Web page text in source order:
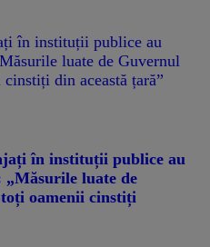
în instituții publice au
luate de Guvernul
din această țară”
în instituții publice au
luate de
oamenii cinstiți